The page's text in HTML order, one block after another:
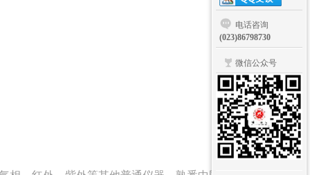
电话咨询
(023)86798730
微信公众号